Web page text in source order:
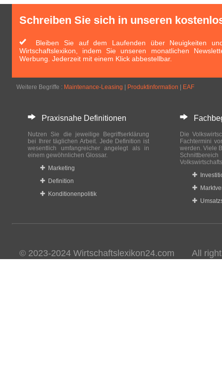
Schreiben Sie sich in unseren
Bleiben Sie auf dem Laufenden über Neuigkeiten
Wirtschaftslexikon, indem Sie unseren monatlichen
Werbung. Jederzeit mit einem Klick abbestellbar.
Weitere Begriffe : Maintenance-Leasing Produktinformation EAF
Praxisnahe Definitionen
Nutzen Sie die jeweilige Begriffserklärung
bei Ihrer täglichen Arbeit. Jede Definition ist
wesentlich umfangreicher angelegt als in
einem gewöhnlichen Glossar.
Marketing
Definition
Konditionenpolitik
Die
Fachtermini
werden. Viele
© 2023-2024 Wirtschaftslexikon24.com All